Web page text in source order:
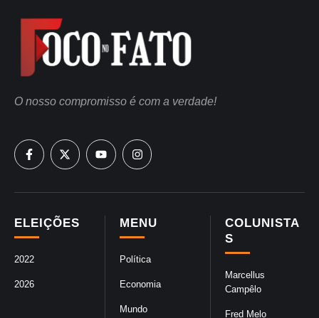
COLUNISTA
S
Marcellus
Campêlo
Fred Melo
MENU
Política
Economia
Mundo
ELEIÇÕES
2022
2026
O nosso compromisso é com a verdade!